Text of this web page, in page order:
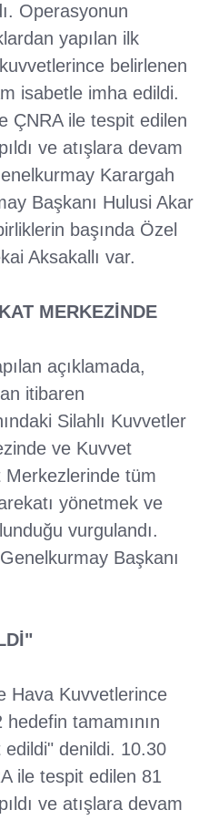
Operasyonun
yapılan ilk
belirlenen
isabetle imha edildi.
ÇNRA ile tespit edilen
ve atışlara devam
Karargah
Başkanı Hulusi Akar
başında Özel
Aksakallı var.
MERKEZİNDE
açıklamada,
itibaren
Silahlı Kuvvetler
ve Kuvvet
Merkezlerinde tüm
yönetmek ve
vurgulandı.
Başkanı
Hava Kuvvetlerince
tamamının
denildi. 10.30
ile tespit edilen 81
ve atışlara devam